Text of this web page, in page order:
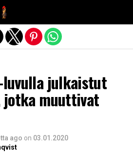
luvulla julkaistut
muuttivat
ago on 03.01.2020
mobile version